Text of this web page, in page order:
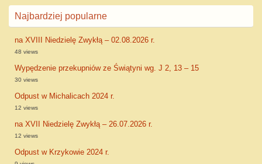
Najbardziej popularne
na XVIII Niedzielę Zwykłą – 02.08.2026 r.
48 views
Wypędzenie przekupniów ze Świątyni wg. J 2, 13 – 15
30 views
Odpust w Michalicach 2024 r.
12 views
na XVII Niedzielę Zwykłą – 26.07.2026 r.
12 views
Odpust w Krzykowie 2024 r.